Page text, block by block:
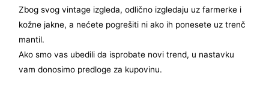
Zbog svog vintage izgleda, odlično izgledaju uz farmerke i
kožne jakne, a nećete pogrešiti ni ako ih ponesete uz trenč
mantil.
Ako smo vas ubedili da isprobate novi trend, u nastavku
vam donosimo predloge za kupovinu.